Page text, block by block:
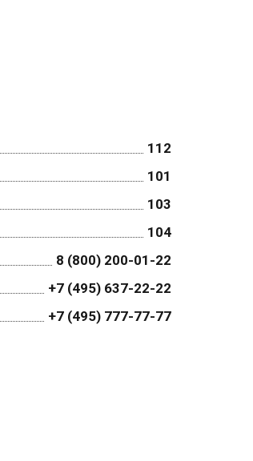
112
101
103
104
8 (800) 200-01-22
+7 (495) 637-22-22
+7 (495) 777-77-77